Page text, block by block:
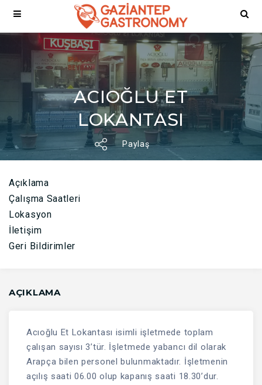
ACIOĞLU ET
LOKANTASI
Paylaş
Açıklama
Çalışma Saatleri
Lokasyon
İletişim
Geri Bildirimler
AÇIKLAMA
Acıoğlu Et Lokantası isimli işletmede toplam
çalışan sayısı 3’tür. İşletmede yabancı dil olarak
Arapça bilen personel bulunmaktadır. İşletmenin
açılış saati 06.00 olup kapanış saati 18.30’dur.